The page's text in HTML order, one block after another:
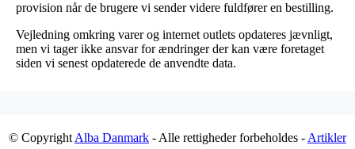
provision når de brugere vi sender videre fuldfører en bestilling.
Vejledning omkring varer og internet outlets opdateres jævnligt,
men vi tager ikke ansvar for ændringer der kan være foretaget
siden vi senest opdaterede de anvendte data.
© Copyright Alba Danmark - Alle rettigheder forbeholdes - Artikler